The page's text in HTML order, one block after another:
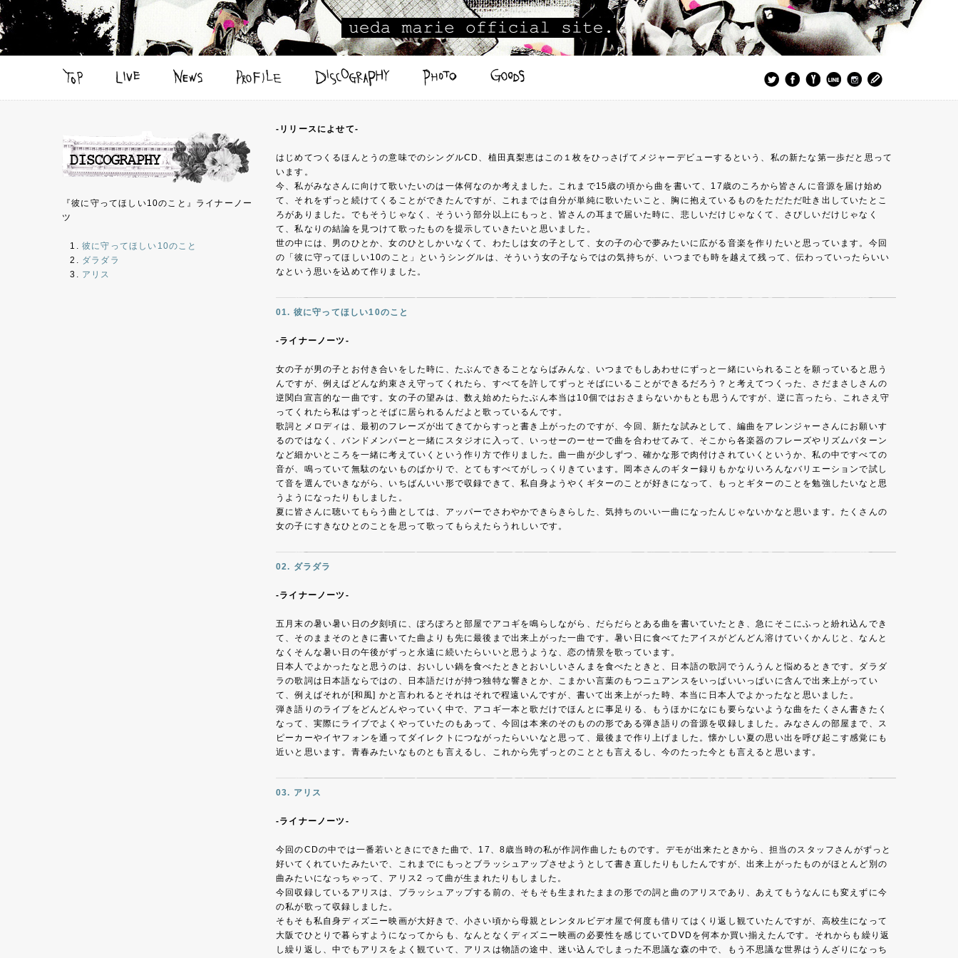
『彼に守ってほしい10のこと』ライナーノー
ツ
彼に守ってほしい10のこと
ダラダラ
アリス
-リリースによせて-
はじめてつくるほんとうの意味でのシングルCD、植田真梨恵はこの１枚をひっさげてメジャーデビューするという、私の新たな第一歩だと思って
います。
今、私がみなさんに向けて歌いたいのは一体何なのか考えました。これまで15歳の頃から曲を書いて、17歳のころから皆さんに音源を届け始め
て、それをずっと続けてくることができたんですが、これまでは自分が単純に歌いたいこと、胸に抱えているものをただただ吐き出していたとこ
ろがありました。でもそうじゃなく、そういう部分以上にもっと、皆さんの耳まで届いた時に、悲しいだけじゃなくて、さびしいだけじゃなく
て、私なりの結論を見つけて歌ったものを提示していきたいと思いました。
世の中には、男のひとか、女のひとしかいなくて、わたしは女の子として、女の子の心で夢みたいに広がる音楽を作りたいと思っています。今回
の「彼に守ってほしい10のこと」というシングルは、そういう女の子ならではの気持ちが、いつまでも時を越えて残って、伝わっていったらいい
なという思いを込めて作りました。
01. 彼に守ってほしい10のこと
-ライナーノーツ-
女の子が男の子とお付き合いをした時に、たぶんできることならばみんな、いつまでもしあわせにずっと一緒にいられることを願っていると思う
んですが、例えばどんな約束さえ守ってくれたら、すべてを許してずっとそばにいることができるだろう？と考えてつくった、さだまさしさんの
逆関白宣言的な一曲です。女の子の望みは、数え始めたらたぶん本当は10個ではおさまらないかもとも思うんですが、逆に言ったら、これさえ守
ってくれたら私はずっとそばに居られるんだよと歌っているんです。
歌詞とメロディは、最初のフレーズが出てきてからすっと書き上がったのですが、今回、新たな試みとして、編曲をアレンジャーさんにお願いす
るのではなく、バンドメンバーと一緒にスタジオに入って、いっせーのーせーで曲を合わせてみて、そこから各楽器のフレーズやリズムパターン
など細かいところを一緒に考えていくという作り方で作りました。曲一曲が少しずつ、確かな形で肉付けされていくというか、私の中ですべての
音が、鳴っていて無駄のないものばかりで、とてもすべてがしっくりきています。岡本さんのギター録りもかなりいろんなバリエーションで試し
て音を選んでいきながら、いちばんいい形で収録できて、私自身ようやくギターのことが好きになって、もっとギターのことを勉強したいなと思
うようになったりもしました。
夏に皆さんに聴いてもらう曲としては、アッパーでさわやかできらきらした、気持ちのいい一曲になったんじゃないかなと思います。たくさんの
女の子にすきなひとのことを思って歌ってもらえたらうれしいです。
02. ダラダラ
-ライナーノーツ-
五月末の暑い暑い日の夕刻頃に、ぽろぽろと部屋でアコギを鳴らしながら、だらだらとある曲を書いていたとき、急にそこにふっと紛れ込んでき
て、そのままそのときに書いてた曲よりも先に最後まで出来上がった一曲です。暑い日に食べてたアイスがどんどん溶けていくかんじと、なんと
なくそんな暑い日の午後がずっと永遠に続いたらいいと思うような、恋の情景を歌っています。
日本人でよかったなと思うのは、おいしい鍋を食べたときとおいしいさんまを食べたときと、日本語の歌詞でうんうんと悩めるときです。ダラダ
ラの歌詞は日本語ならではの、日本語だけが持つ独特な響きとか、こまかい言葉のもつニュアンスをいっぱいいっぱいに含んで出来上がってい
て、例えばそれが[和風] かと言われるとそれはそれで程遠いんですが、書いて出来上がった時、本当に日本人でよかったなと思いました。
弾き語りのライブをどんどんやっていく中で、アコギ一本と歌だけでほんとに事足りる、もうほかになにも要らないような曲をたくさん書きたく
なって、実際にライブでよくやっていたのもあって、今回は本来のそのものの形である弾き語りの音源を収録しました。みなさんの部屋まで、ス
ピーカーやイヤフォンを通ってダイレクトにつながったらいいなと思って、最後まで作り上げました。懐かしい夏の思い出を呼び起こす感覚にも
近いと思います。青春みたいなものとも言えるし、これから先ずっとのこととも言えるし、今のたった今とも言えると思います。
03. アリス
-ライナーノーツ-
今回のCDの中では一番若いときにできた曲で、17、8歳当時の私が作詞作曲したものです。デモが出来たときから、担当のスタッフさんがずっと
好いてくれていたみたいで、これまでにもっとブラッシュアップさせようとして書き直したりもしたんですが、出来上がったものがほとんど別の
曲みたいになっちゃって、アリス2 って曲が生まれたりもしました。
今回収録しているアリスは、ブラッシュアップする前の、そもそも生まれたままの形での詞と曲のアリスであり、あえてもうなんにも変えずに今
の私が歌って収録しました。
そもそも私自身ディズニー映画が大好きで、小さい頃から母親とレンタルビデオ屋で何度も借りてはくり返し観ていたんですが、高校生になって
大阪でひとりで暮らすようになってからも、なんとなくディズニー映画の必要性を感じていてDVDを何本か買い揃えたんです。それからも繰り返
し繰り返し、中でもアリスをよく観ていて、アリスは物語の途中、迷い込んでしまった不思議な森の中で、もう不思議な世界はうんざりになっち